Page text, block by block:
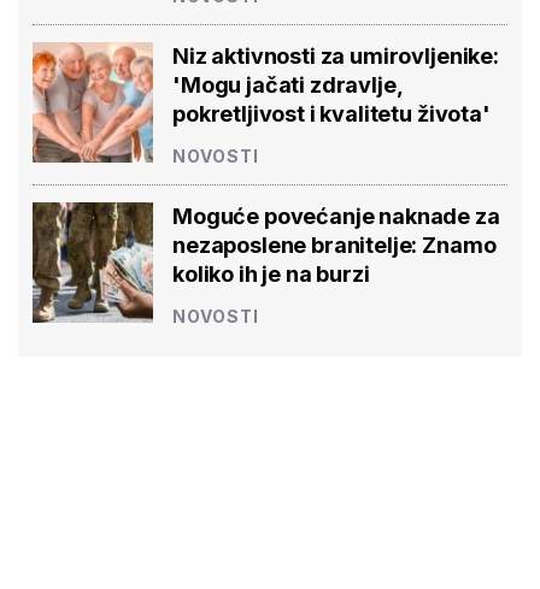
Niz aktivnosti za umirovljenike:
'Mogu jačati zdravlje,
pokretljivost i kvalitetu života'
NOVOSTI
Moguće povećanje naknade za
nezaposlene branitelje: Znamo
koliko ih je na burzi
NOVOSTI